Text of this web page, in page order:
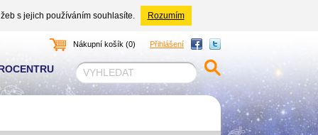
s jejich používáním souhlasíte. Rozumím
Přihlášení
Nákupní košík (0)